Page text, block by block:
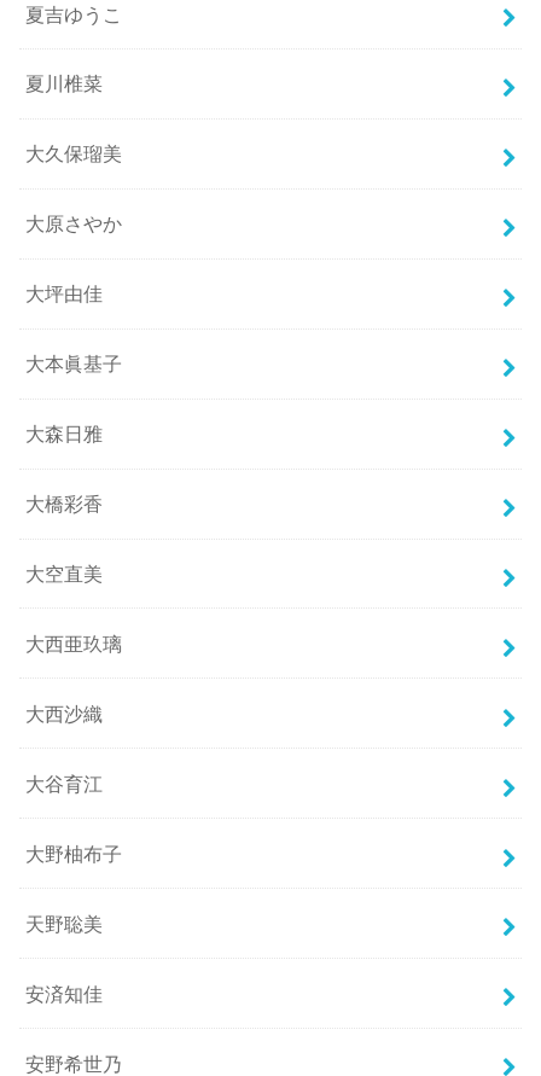
夏吉ゆうこ
夏川椎菜
大久保瑠美
大原さやか
大坪由佳
大本眞基子
大森日雅
大橋彩香
大空直美
大西亜玖璃
大西沙織
大谷育江
大野柚布子
天野聡美
安済知佳
安野希世乃